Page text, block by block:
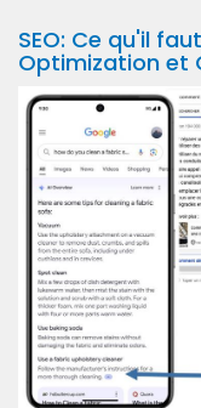
SEO: Ce qu'il
Optimization et